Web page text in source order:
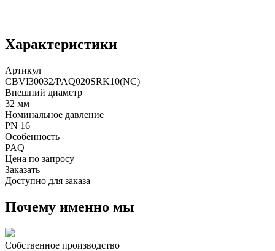
Характеристики
Артикул
CBVI30032/PAQ020SRK10(NC)
Внешний диаметр
32 мм
Номинальное давление
PN 16
Особенность
PAQ
Цена по запросу
Заказать
Доступно для заказа
Почему именно мы
Собственное производство